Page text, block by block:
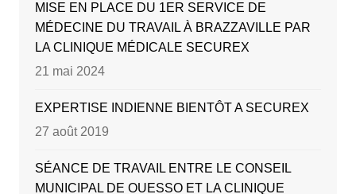
MISE EN PLACE DU 1ER SERVICE DE
MÉDECINE DU TRAVAIL À BRAZZAVILLE PAR
LA CLINIQUE MÉDICALE SECUREX
21 mai 2024
EXPERTISE INDIENNE BIENTÔT A SECUREX
27 août 2019
SÉANCE DE TRAVAIL ENTRE LE CONSEIL
MUNICIPAL DE OUESSO ET LA CLINIQUE